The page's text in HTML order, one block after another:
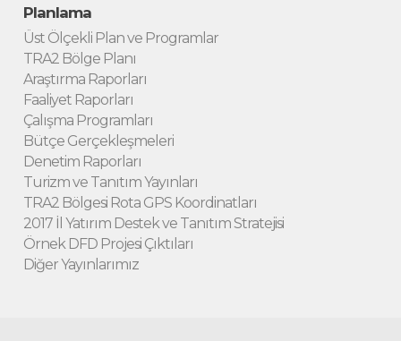
Planlama
Üst Ölçekli Plan ve Programlar
TRA2 Bölge Planı
Araştırma Raporları
Faaliyet Raporları
Çalışma Programları
Bütçe Gerçekleşmeleri
Denetim Raporları
Turizm ve Tanıtım Yayınları
TRA2 Bölgesi Rota GPS Koordinatları
2017 İl Yatırım Destek ve Tanıtım Stratejisi
Örnek DFD Projesi Çıktıları
Diğer Yayınlarımız